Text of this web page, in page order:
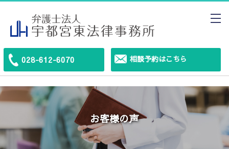
028-612-6070 相談予約はこちら
お客様の声